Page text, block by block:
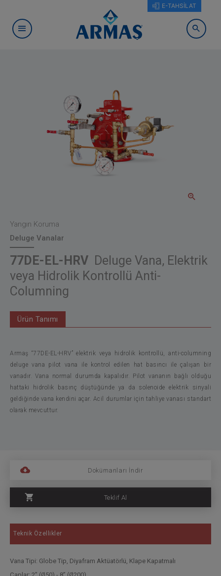
E-TAHSİLAT
Yangın Koruma
Deluge Vanalar
77DE-EL-HRV Deluge Vana, Elektrik
veya Hidrolik Kontrollü Anti-
Columning
Ürün Tanımı
Armaş “77DE-EL-HRV” elektrik veya hidrolik kontrollü, anti-columning
deluge vana pilot vana ile kontrol edilen hat basıncı ile çalışan bir
vanadır. Vana normal durumda kapalıdır. Pilot vananın bağlı olduğu
hattaki hidrolik basınç düştüğünde ya da solenoide elektrik sinyali
geldiğinde vana kendini açar. Acil durumlar için tahliye vanası standart
olarak mevcuttur.
Dokümanları İndir
Teklif Al
Teknik Özellikler
Vana Tipi: Globe Tip, Diyafram Aktüatörlü, Klape Kapatmalı